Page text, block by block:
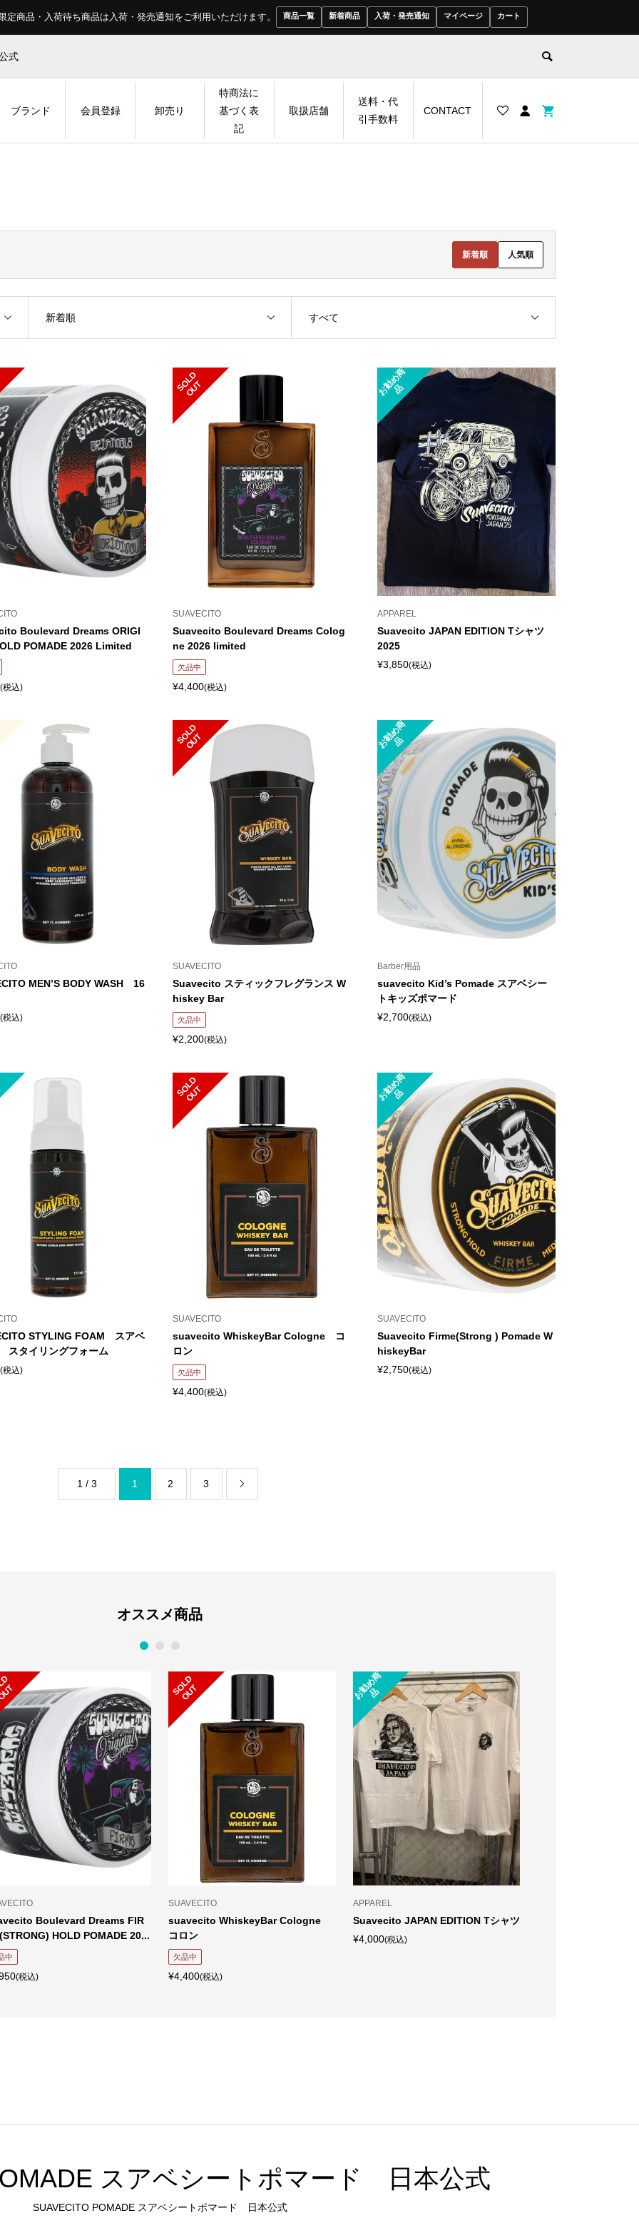
商品・入荷待ち商品は入荷・発売通知をご利用いただけます。 商品一覧 新着商品 入荷・発売通知 マイページ カート
式
ブランド 会員登録 卸売り
特商法に
基づく表
記
取扱店舗
送料・代
引手数料
CONTACT
新着順 人気順
新着順 すべて
Boulevard Dreams ORIGI
POMADE 2026 Limited
(税込)
S
O
L
D
O
U
T
SUAVECITO
Suavecito Boulevard Dreams Colog
ne 2026 limited
欠品中
¥4,400(税込)
お
勧
め
商
品
APPAREL
Suavecito JAPAN EDITION Tシャツ
2025
¥3,850(税込)
MEN’S BODY WASH 16
(税込)
S
O
L
D
O
U
T
SUAVECITO
Suavecito スティックフレグランス W
hiskey Bar
欠品中
¥2,200(税込)
お
勧
め
商
品
Barber用品
suavecito Kid’s Pomade スアベシー
トキッズポマード
¥2,700(税込)
STYLING FOAM スアベ
スタイリングフォーム
(税込)
S
O
L
D
O
U
T
SUAVECITO
suavecito WhiskeyBar Cologne コ
ロン
欠品中
¥4,400(税込)
お
勧
め
商
品
SUAVECITO
Suavecito Firme(Strong ) Pomade W
hiskeyBar
¥2,750(税込)
1 / 3 1 2 3 
オススメ商品
Boulevard Dreams FIR
HOLD POMADE 20...
(税込)
S
O
L
D
O
U
T
SUAVECITO
suavecito WhiskeyBar Cologne
コロン
欠品中
¥4,400(税込)
お
勧
め
商
品
APPAREL
Suavecito JAPAN EDITION Tシャツ
¥4,000(税込)
1 2 3
スアベシートポマード 日本公式
SUAVECITO POMADE スアベシートポマード 日本公式